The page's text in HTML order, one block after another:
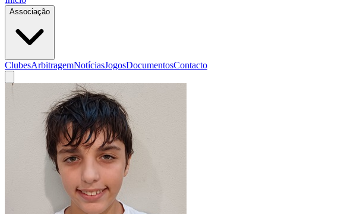
Associação
ClubesArbitragemNotíciasJogosDocumentosContacto